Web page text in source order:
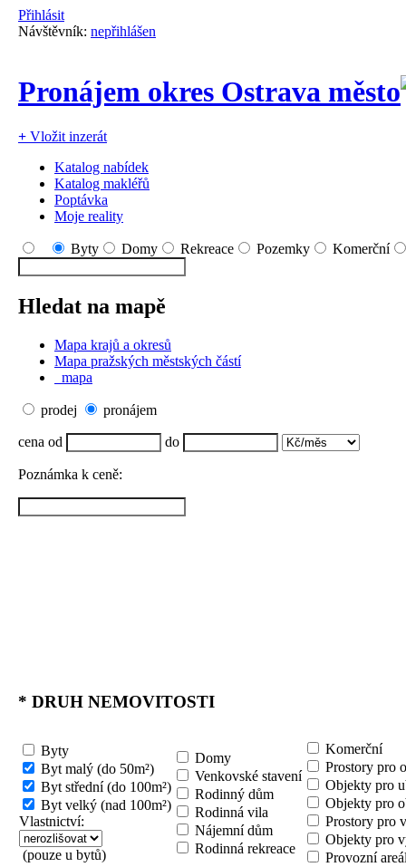
Přihlásit
Návštěvník: nepřihlášen
Pronájem okres Ostrava město
+ Vložit inzerát
Katalog nabídek
Katalog makléřů
Poptávka
Moje reality
Byty Domy Rekreace Pozemky Komerční
Hledat na mapě
Mapa krajů a okresů
Mapa pražských městských částí
mapa
prodej pronájem
cena od do
Poznámka k ceně:
* DRUH NEMOVITOSTI
Byty
Byt malý (do 50m²)
Byt střední (do 100m²)
Byt velký (nad 100m²)
Vlastnictví:
(pouze u bytů)
Domy
Venkovské stavení
Rodinný dům
Rodinná vila
Nájemní dům
Rodinná rekreace
Komerční
Prostory pro
Objekty pro
Objekty pro
Prostory pro
Objekty pro
Provozní